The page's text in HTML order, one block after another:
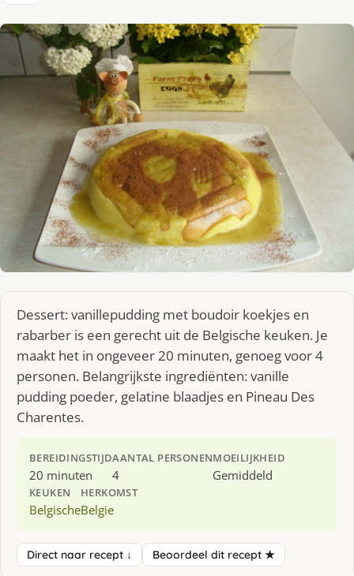
Dessert: vanillepudding met boudoir koekjes en
rabarber is een gerecht uit de Belgische keuken. Je
maakt het in ongeveer 20 minuten, genoeg voor 4
personen. Belangrijkste ingrediënten: vanille
pudding poeder, gelatine blaadjes en Pineau Des
Charentes.
BEREIDINGSTIJD
20 minuten
AANTAL PERSONEN
4
MOEILIJKHEID
Gemiddeld
KEUKEN
Belgische
HERKOMST
Belgie
Direct naar recept ↓ Beoordeel dit recept ★